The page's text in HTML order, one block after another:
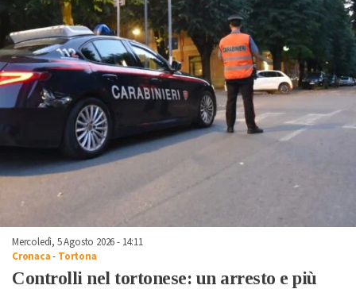
Mercoledì, 5 Agosto 2026 - 14:11
Cronaca- Tortona
Controlli nel tortonese: un arresto e più